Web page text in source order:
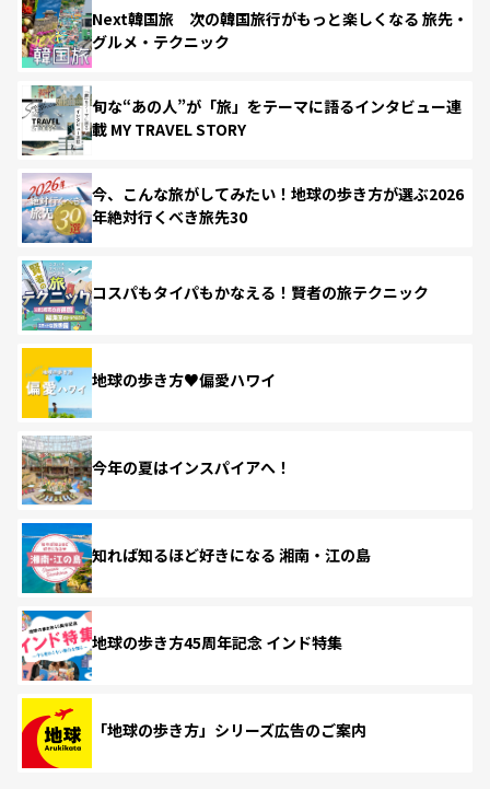
Next韓国旅 次の韓国旅行がもっと楽しくなる 旅先・
グルメ・テクニック
旬な“あの人”が「旅」をテーマに語るインタビュー連
載 MY TRAVEL STORY
今、こんな旅がしてみたい！地球の歩き方が選ぶ2026
年絶対行くべき旅先30
コスパもタイパもかなえる！賢者の旅テクニック
地球の歩き方♥偏愛ハワイ
今年の夏はインスパイアへ！
知れば知るほど好きになる 湘南・江の島
地球の歩き方45周年記念 インド特集
「地球の歩き方」シリーズ広告のご案内